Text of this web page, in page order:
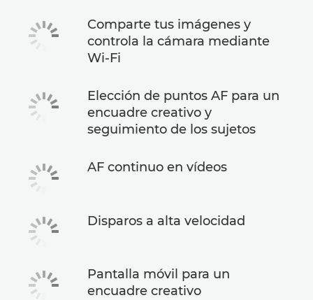
Comparte tus imágenes y
controla la cámara mediante
Wi-Fi
Elección de puntos AF para un
encuadre creativo y
seguimiento de los sujetos
AF continuo en vídeos
Disparos a alta velocidad
Pantalla móvil para un
encuadre creativo